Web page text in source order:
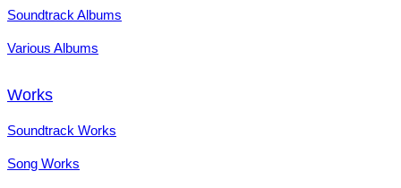
Soundtrack Albums
Various Albums
Works
Soundtrack Works
Song Works